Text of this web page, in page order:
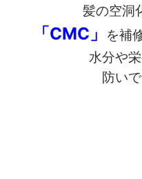
髪の空洞
「CMC」
を補
水分や
防い